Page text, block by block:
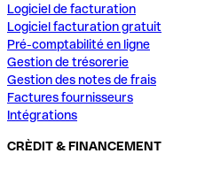
Logiciel de facturation
Logiciel facturation gratuit
Pré-comptabilité en ligne
Gestion de trésorerie
Gestion des notes de frais
Factures fournisseurs
Intégrations
CRÈDIT & FINANCEMENT